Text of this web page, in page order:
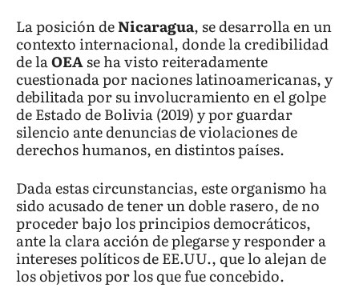
La posición deNicaragua, se desarrolla en un
contexto internacional, donde la credibilidad
de laOEAse ha visto reiteradamente
cuestionada por naciones latinoamericanas, y
debilitada por su involucramiento en el golpe
de Estado de Bolivia (2019) y por guardar
silencio ante denuncias de violaciones de
derechos humanos, en distintos países.
Dada estas circunstancias, este organismo ha
sido acusado de tener un doble rasero, de no
proceder bajo los principios democráticos,
ante la clara acción de plegarse y responder a
intereses políticos de EE.UU., que lo alejan de
los objetivos por los que fue concebido.